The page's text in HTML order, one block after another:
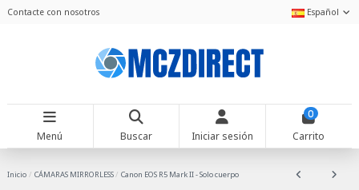
Contacte con nosotros Español
Menú Buscar Iniciar sesión
0
Carrito
Inicio CÁMARAS MIRRORLESS Canon EOS R5 Mark II - Solo cuerpo